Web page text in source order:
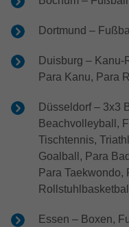
Dortmund –
Duisburg – Kanu-
Para Kanu, Para
Düsseldorf – 3x3
Beachvolleyball,
Tischtennis,
Goalball, Para
Para Taekwondo,
Essen – Boxen,